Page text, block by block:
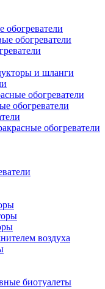
обогреватели
обогреватели
и шланги
обогреватели
обогреватели
обогреватели
воздуха
биотуалеты